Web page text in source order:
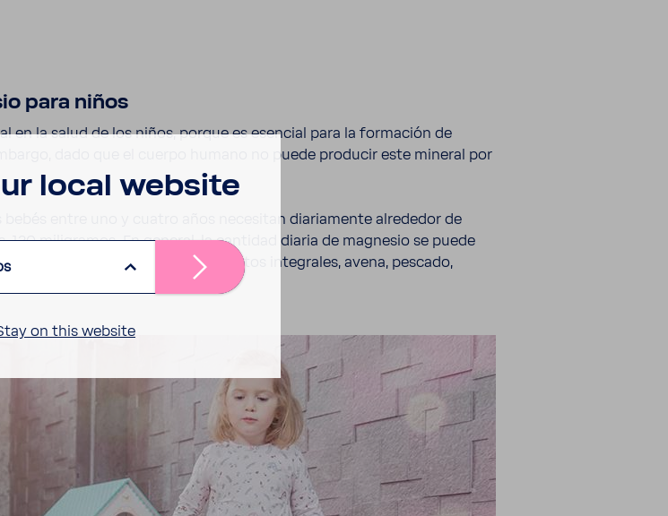
para niños
en la salud de los niños, porque es esen­cial para la forma­ción de
dado que el cuerpo humano no puede producir este mineral por
entre uno y cuatro años nece­sitan diaria­mente alre­dedor de
mili­gramos. En general, la cantidad diaria de magnesio se puede
verduras de hoja, productos inte­grales, avena, pescado,
local website
on this website